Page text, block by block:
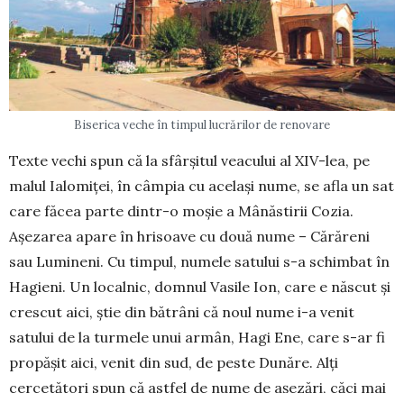
Biserica veche în timpul lucrărilor de renovare
Texte vechi spun că la sfârșitul veacului al XIV-lea, pe
malul Ialomiței, în câmpia cu același nume, se afla un sat
care făcea parte dintr-o moșie a Mânăstirii Cozia.
Așezarea apare în hri­soave cu două nume – Cărăreni
sau Lumineni. Cu timpul, numele satului s-a schimbat în
Hagieni. Un local­nic, domnul Vasile Ion, care e născut și
crescut aici, știe din bătrâni că noul nume i-a venit
satului de la turmele unui armân, Hagi Ene, care s-ar fi
propășit aici, venit din sud, de peste Dunăre. Alți
cercetători spun că astfel de nume de așezări, căci mai